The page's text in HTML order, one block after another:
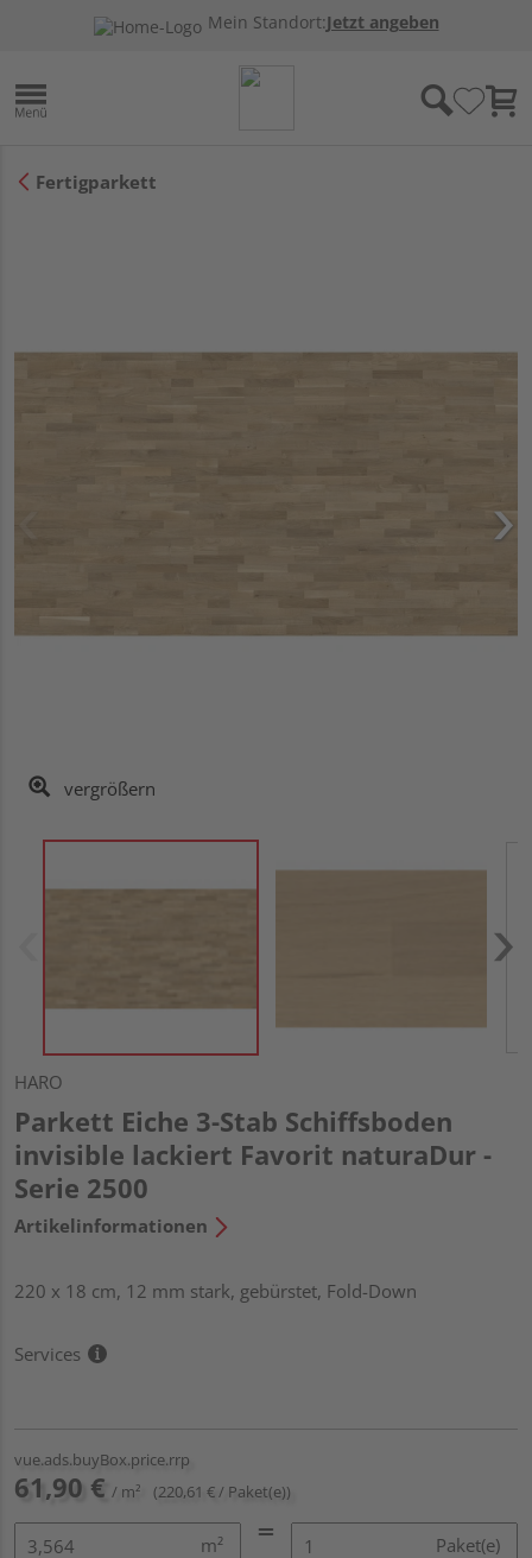
Mein Standort:Jetzt angeben
Fertigparkett
vergrößern
HARO
Parkett Eiche 3-Stab Schiffsboden
invisible lackiert Favorit naturaDur -
Serie 2500
Artikelinformationen
220 x 18 cm, 12 mm stark, gebürstet, Fold-Down
Services
vue.ads.buyBox.price.rrp
61,90 € / m² (220,61 € / Paket(e))
m² Paket(e)